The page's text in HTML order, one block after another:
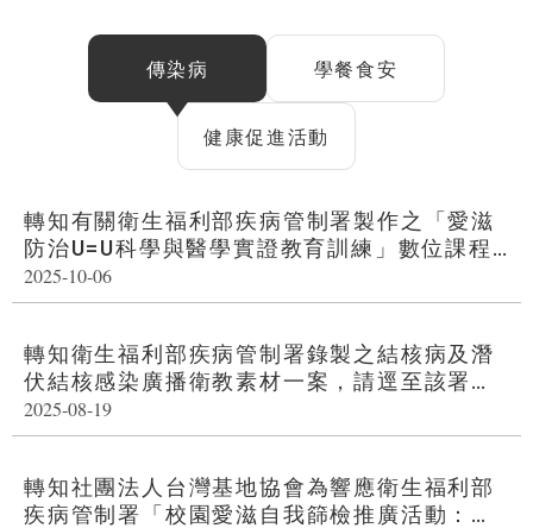
傳染病
學餐食安
健康促進活動
轉知有關衛生福利部疾病管制署製作之「愛滋
防治U=U科學與醫學實證教育訓練」數位課程
（連結網址如附件）。
2025-10-06
轉知衛生福利部疾病管制署錄製之結核病及潛
伏結核感染廣播衛教素材一案，請逕至該署之
網站下載，並請廣為運用及協助推廣，請查
照。
2025-08-19
轉知社團法人台灣基地協會為響應衛生福利部
疾病管制署「校園愛滋自我篩檢推廣活動：試